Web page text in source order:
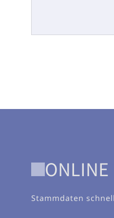
ONLINE
Stammdaten